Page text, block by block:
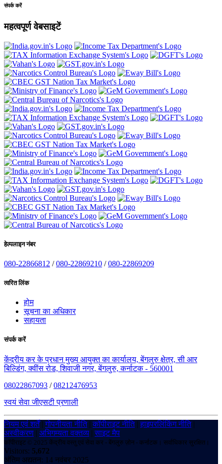
संपर्क करें
महत्वपूर्ण वेबसाइटें
हेल्पलाइन नंबर
080-22866812 /080-22869210 /080-22869209
त्वरित लिंक
होम
सूचना का अधिकार
सहायता
संपर्क करें
केंद्रीय कर के प्रधान मुख्य आयुक्त का कार्यालय, बेंगलुरु क्षेत्र, सी आर
बिल्डिंग, क्वींस रोड, शिवाजी नगर, बेंगलुरु, कर्नाटक - 560001
08022867093 /08212476953
स्वयं सेवा जीएसटी प्रणाली
नियम एवं शर्तें|गोपनीयता नीति|कॉपीराइट नीति|हाइपरलिंकिंग नीति|
अस्वीकरण | अभिगम्यता वक्तव्य |साइट मैप
कॉपीराइट © 2025 केंद्रीय वस्तु एवं सेवा कर - बेंगलुरु ज़ोन - कर्नाटक। सर्वाधिकार सुरक्षित।
Visitors: 5,672
अंतिम अद्यतन: 14 नवंबर 2025